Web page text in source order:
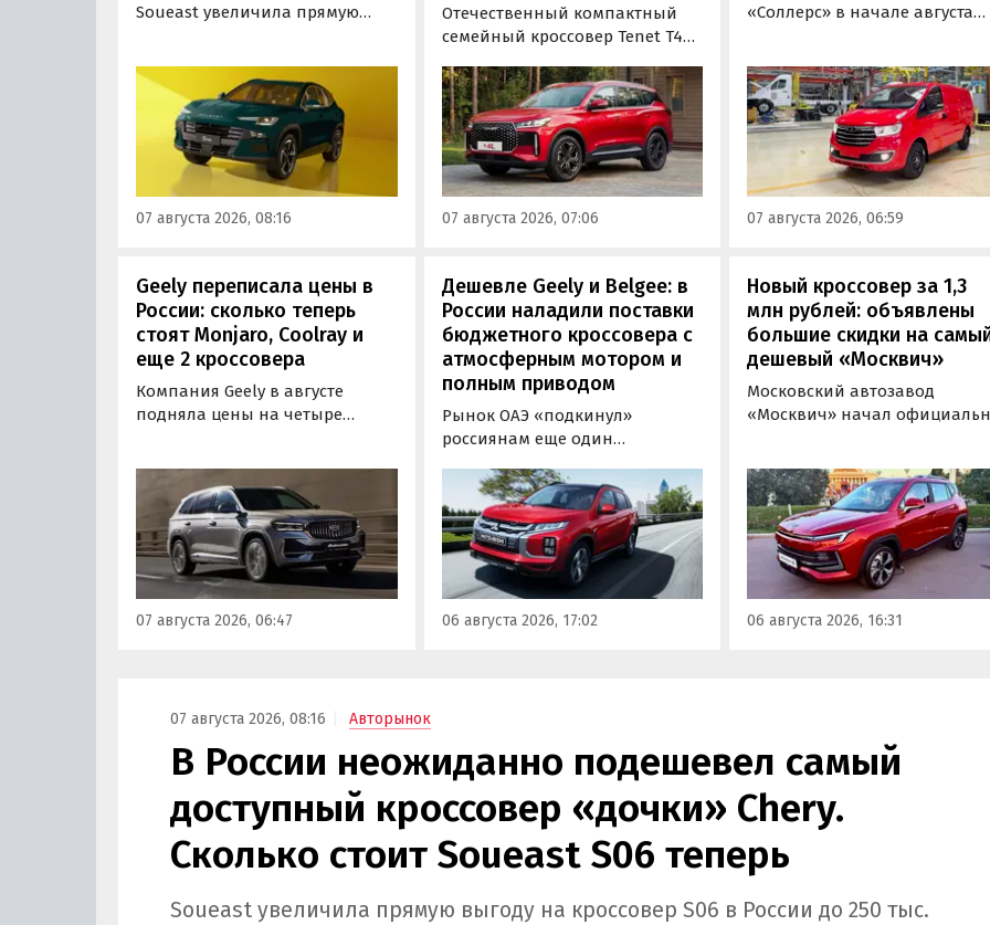
Soueast увеличила прямую
России на 100 тыс. рублей.
Теперь при его покупке можно
сэкономить рекордные 250 тыс.
рублей, узнали «Автоновости
дня» в ходе мониторинга
прайс-листов марки.
07 августа 2026, 08:16
Отечественный компактный
семейный кроссовер Tenet T4L
На эту сумму выросла цена его
базовой комплектации, в то
время как стоимость топовой
версии осталась неизменной,
выяснили «Автоновости дня» в
ходе мониторинга прайс-
листов Tenet.
07 августа 2026, 07:06
«Соллерс» в начале августа
грузопассажирский фургоны
Sollers SF1 на 100 тыс. рублей
(+3,9-4,7%). Об этом
«Автоновости дня» узнали в
ходе регулярного
прайс-листов марки Sollers.
07 августа 2026, 06:59
Geely переписала цены в
России: сколько теперь
стоят Monjaro, Coolray и
еще 2 кроссовера
Компания Geely в августе
подняла цены на четыре
одной из версий, семиместный
Okavango, а также компактные
Coolray и Cityray во всех
комплектациях подорожали на
7-50 тыс. рублей, выяснили
«Автоновости дня» в ходе
мониторинга прайс-листов
07 августа 2026, 06:47
Дешевле Geely и Belgee: в
России наладили поставки
бюджетного кроссовера с
атмосферным мотором и
полным приводом
Рынок ОАЭ «подкинул»
россиянам еще один
продавался в России
официально. Речь о Mitsubishi
ASX: у дилеров в Эмиратах он
стоит примерно от 1 600 000
рублей по текущему курсу, а у
нас с учетом всех расходов
цены на него стартуют от 2 251
06 августа 2026, 17:02
Новый кроссовер за 1,3
млн рублей: объявлены
большие скидки на
дешевый «Москвич»
Московский автозавод
«Москвич» начал
прямой выгодой в размере
тыс. рублей. Получить такую
скидку можно при покупке
нового автомобиля 2025 или
2026 года выпуска в период
по 31 августа, сообщили в
пресс-службе компании.
06 августа 2026, 16:31
07 августа 2026, 08:16 Авторынок
В России неожиданно подешевел самый
доступный кроссовер «дочки» Chery.
Сколько стоит Soueast S06 теперь
Soueast увеличила прямую выгоду на кроссовер S06 в России до 250 тыс.